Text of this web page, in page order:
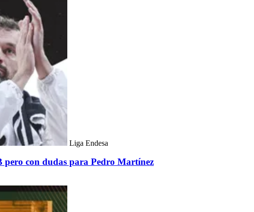
Liga Endesa
pero con dudas para Pedro Martínez